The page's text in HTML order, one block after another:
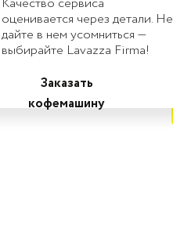
оценивается через детали. Не
дайте в нем усомниться —
выбирайте Lavazza Firma!
Заказать
кофемашину